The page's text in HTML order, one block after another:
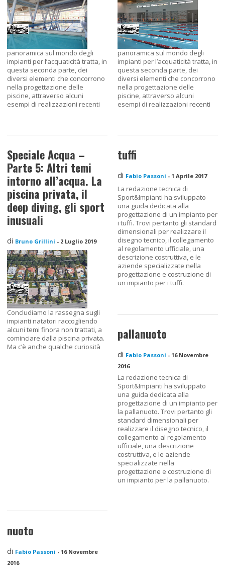
panoramica sul mondo degli
impianti per l’acquaticità tratta, in
questa seconda parte, dei
diversi elementi che concorrono
nella progettazione delle
piscine, attraverso alcuni
esempi di realizzazioni recenti
panoramica sul mondo degli
impianti per l’acquaticità tratta, in
questa seconda parte, dei
diversi elementi che concorrono
nella progettazione delle
piscine, attraverso alcuni
esempi di realizzazioni recenti
Speciale Acqua –
Parte 5: Altri temi
intorno all’acqua. La
piscina privata, il
deep diving, gli sport
inusuali
di Bruno Grillini - 2 Luglio 2019
Concludiamo la rassegna sugli
impianti natatori raccogliendo
alcuni temi finora non trattati, a
cominciare dalla piscina privata.
Ma c’è anche qualche curiosità
tuffi
di Fabio Passoni - 1 Aprile 2017
La redazione tecnica di
Sport&Impianti ha sviluppato
una guida dedicata alla
progettazione di un impianto per
i tuffi. Trovi pertanto gli standard
dimensionali per realizzare il
disegno tecnico, il collegamento
al regolamento ufficiale, una
descrizione costruttiva, e le
aziende specializzate nella
progettazione e costruzione di
un impianto per i tuffi.
pallanuoto
di Fabio Passoni - 16 Novembre
2016
La redazione tecnica di
Sport&Impianti ha sviluppato
una guida dedicata alla
progettazione di un impianto per
la pallanuoto. Trovi pertanto gli
standard dimensionali per
realizzare il disegno tecnico, il
collegamento al regolamento
ufficiale, una descrizione
costruttiva, e le aziende
specializzate nella
progettazione e costruzione di
un impianto per la pallanuoto.
nuoto
di Fabio Passoni - 16 Novembre
2016